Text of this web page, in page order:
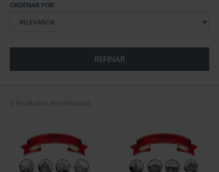
ORDENAR POR:
REFINAR
5 Productos encontrados